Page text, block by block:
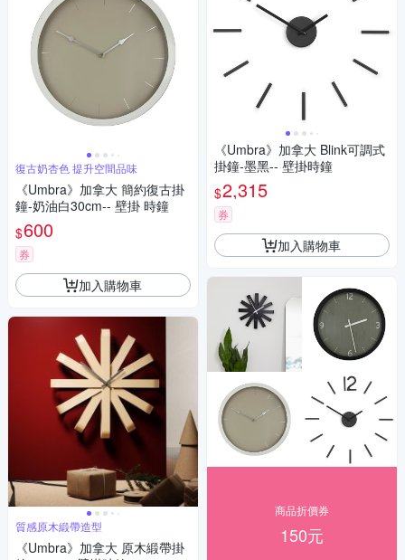
復古奶杏色 提升空間品味
《Umbra》加拿大 簡約復古掛
鐘-奶油白30cm-- 壁掛 時鐘
$600
券
加入購物車
質感原木緞帶造型
《Umbra》加拿大 原木緞帶掛
《Umbra》加拿大 Blink可調式
掛鐘-墨黑-- 壁掛時鐘
$2,315
券
加入購物車
商品折價券
150元